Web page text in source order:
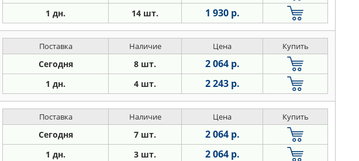
1 дн. 14 шт. 1 930 р.
Поставка Наличие Цена Купить
Сегодня 8 шт. 2 064 р.
1 дн. 4 шт. 2 243 р.
Поставка Наличие Цена Купить
Сегодня 7 шт. 2 064 р.
1 дн. 3 шт. 2 064 р.